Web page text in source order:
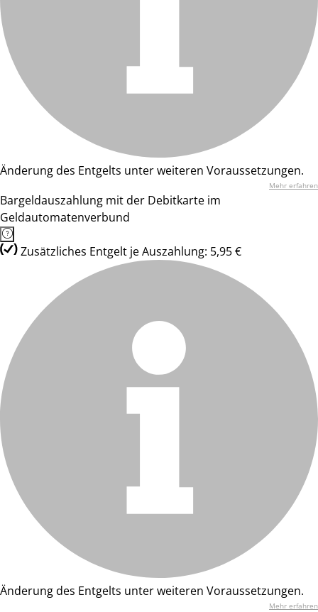
Änderung des Entgelts unter weiteren Voraussetzungen.
Mehr erfahren
Bargeldauszahlung mit der Debitkarte im
Geldautomatenverbund
Zusätzliches Entgelt je Auszahlung: 5,95 €
Änderung des Entgelts unter weiteren Voraussetzungen.
Mehr erfahren